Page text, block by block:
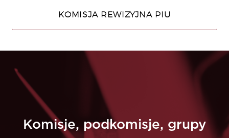
KOMISJA REWIZYJNA PIU
Komisje, podkomisje, grupy